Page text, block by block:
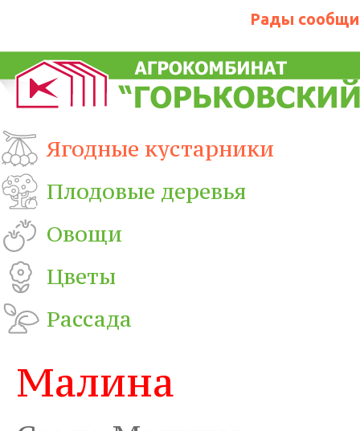
Рады
Ягодные кустарники
Плодовые деревья
Овощи
Цветы
Рассада
Малина